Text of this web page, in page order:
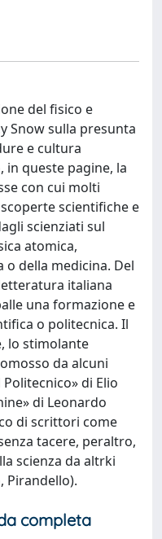
del fisico e
Snow sulla presunta
e cultura
in queste pagine, la
con cui molti
scientifiche e
scienziati sul
atomica,
o della medicina. Del
italiana
una formazione e
o politecnica. Il
lo stimolante
da alcuni
di Elio
di Leonardo
di scrittori come
tacere, peraltro,
scienza da altrki
Pirandello).
completa